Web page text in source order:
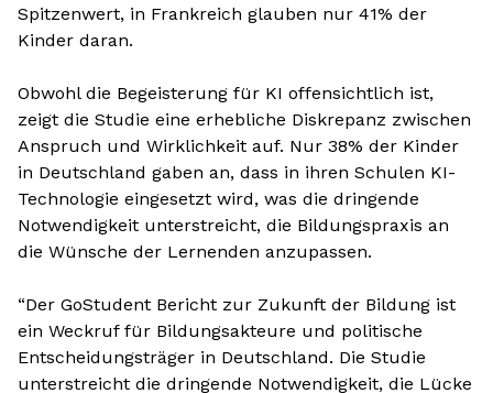
Spitzenwert, in Frankreich glauben nur 41% der
Kinder daran.
Obwohl die Begeisterung für KI offensichtlich ist,
zeigt die Studie eine erhebliche Diskrepanz zwischen
Anspruch und Wirklichkeit auf. Nur 38% der Kinder
in Deutschland gaben an, dass in ihren Schulen KI-
Technologie eingesetzt wird, was die dringende
Notwendigkeit unterstreicht, die Bildungspraxis an
die Wünsche der Lernenden anzupassen.
“Der GoStudent Bericht zur Zukunft der Bildung ist
ein Weckruf für Bildungsakteure und politische
Entscheidungsträger in Deutschland. Die Studie
unterstreicht die dringende Notwendigkeit, die Lücke